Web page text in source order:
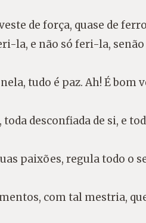
de força, quase de
la, e não só feri-la,
tudo é paz. Ah! É bom
desconfiada de si, e
paixões, regula todo o
com tal mestria,